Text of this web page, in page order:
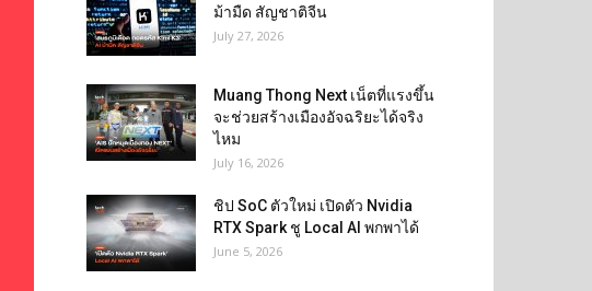
ม้ามืด สัญชาติจีน
July 27, 2026
Muang Thong Next เน็ตที่แรงขึ้น
จะช่วยสร้างเมืองอัจฉริยะได้จริง
ไหม
July 16, 2026
ชิป SoC ตัวใหม่ เปิดตัว Nvidia
RTX Spark ชู Local AI พกพาได้
June 5, 2026